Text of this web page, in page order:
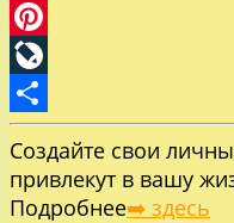
Email
Pinterest
LiveJournal
Отправить
Создайте свои
привлекут в вашу
Подробнее➡️ здесь